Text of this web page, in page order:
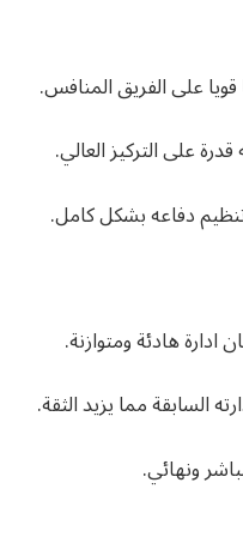
على الفريق المنافس.
على التركيز العالي.
دفاعه بشكل كامل.
ادارة هادئة ومتوازنة.
السابقة مما يزيد الثقة.
ونهائي.